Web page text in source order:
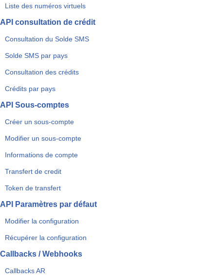
Liste des numéros virtuels
API consultation de crédit
Consultation du Solde SMS
Solde SMS par pays
Consultation des crédits
Crédits par pays
API Sous-comptes
Créer un sous-compte
Modifier un sous-compte
Informations de compte
Transfert de credit
Token de transfert
API Paramètres par défaut
Modifier la configuration
Récupérer la configuration
Callbacks / Webhooks
Callbacks AR